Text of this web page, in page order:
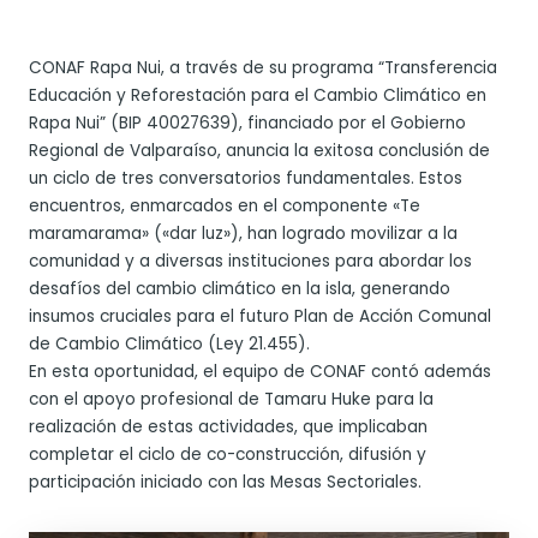
CONAF Rapa Nui, a través de su programa “Transferencia
Educación y Reforestación para el Cambio Climático en
Rapa Nui” (BIP 40027639), financiado por el Gobierno
Regional de Valparaíso, anuncia la exitosa conclusión de
un ciclo de tres conversatorios fundamentales. Estos
encuentros, enmarcados en el componente «Te
maramarama» («dar luz»), han logrado movilizar a la
comunidad y a diversas instituciones para abordar los
desafíos del cambio climático en la isla, generando
insumos cruciales para el futuro Plan de Acción Comunal
de Cambio Climático (Ley 21.455).
En esta oportunidad, el equipo de CONAF contó además
con el apoyo profesional de Tamaru Huke para la
realización de estas actividades, que implicaban
completar el ciclo de co-construcción, difusión y
participación iniciado con las Mesas Sectoriales.